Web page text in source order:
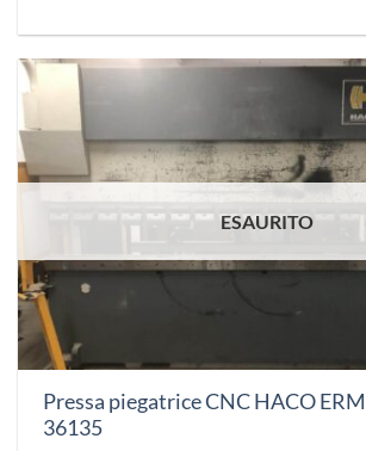
ESAURITO
Pressa piegatrice CNC HACO ERM
36135